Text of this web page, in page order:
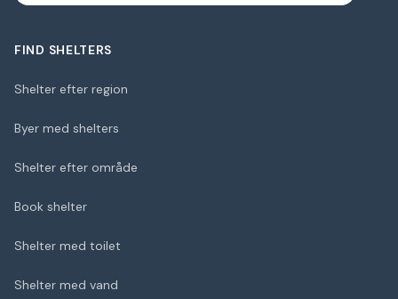
FIND SHELTERS
Shelter efter region
Byer med shelters
Shelter efter område
Book shelter
Shelter med toilet
Shelter med vand